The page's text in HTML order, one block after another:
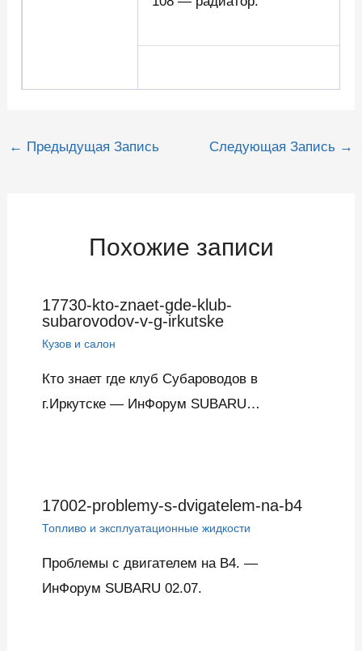
Навигация
← Предыдущая Запись Следующая Запись →
Похожие записи
17730-kto-znaet-gde-klub-
subarovodov-v-g-irkutske
Кузов и салон
Кто знает где клуб Субароводов в
г.Иркутске — ИнФорум SUBARU…
17002-problemy-s-dvigatelem-na-b4
Топливо и эксплуатационные жидкости
Проблемы с двигателем на B4. —
ИнФорум SUBARU 02.07.